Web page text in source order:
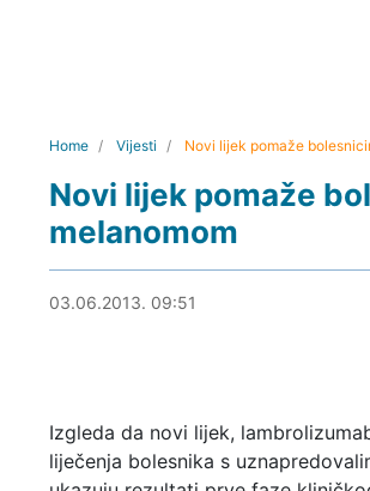
Home Vijesti Novi lijek pomaže
Novi lijek pomaže
melanomom
03.06.2013. 10:18
03.06.2013. 09:51
Izgleda da novi lijek,
liječenja bolesnika s